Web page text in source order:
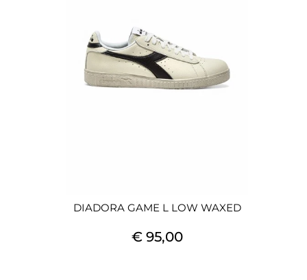
DIADORA GAME L LOW WAXED
€ 95,00